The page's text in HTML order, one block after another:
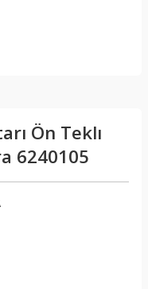
Ön Teklı
6240105